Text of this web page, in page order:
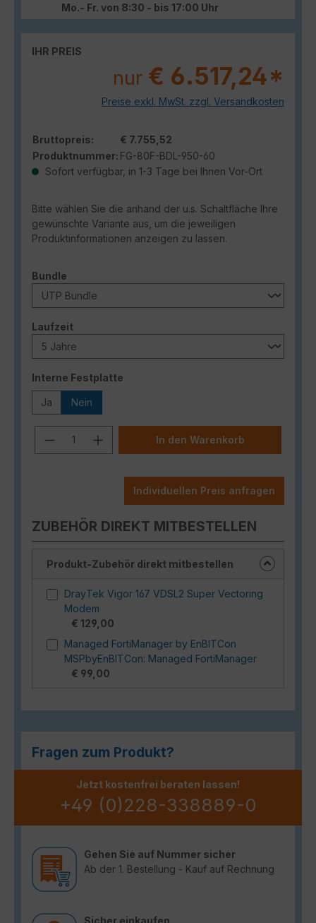
Mo.- Fr. von 8:30 - bis 17:00 Uhr
IHR PREIS
nur € 6.517,24*
Preise exkl. MwSt. zzgl. Versandkosten
Bruttopreis:
€ 7.755,52
Produktnummer: FG-80F-BDL-950-60
Sofort verfügbar, in 1-3 Tage bei Ihnen Vor-Ort
Bitte wählen Sie die anhand der u.s. Schaltfläche Ihre
gewünschte Variante aus, um die jeweiligen
Produktinformationen anzeigen zu lassen.
Bundle
Laufzeitauswählen
Interne Festplatte
Ja Nein
Produkt Anzahl: Gib den
In den Warenkorb
Individuellen Preis anfragen
ZUBEHÖR DIREKT MITBESTELLEN
Produkt-Zubehör direkt mitbestellen
DrayTek Vigor 167 VDSL2 Super Vectoring
Modem
€ 129,00
Managed FortiManager by EnBITCon
MSPbyEnBITCon: Managed FortiManager
€ 99,00
Fragen zum Produkt?
Jetzt kostenfrei beraten lassen!
+49 (0)228-338889-0
Gehen Sie auf Nummer sicher
Ab der 1. Bestellung - Kauf auf Rechnung
Sicher einkaufen